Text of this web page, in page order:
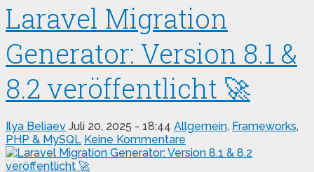
Laravel Migration
Generator: Version 8.1 &
8.2 veröffentlicht 🚀
Ilya Beliaev Juli 20, 2025 - 18:44 Allgemein, Frameworks,
PHP & MySQL Keine Kommentare